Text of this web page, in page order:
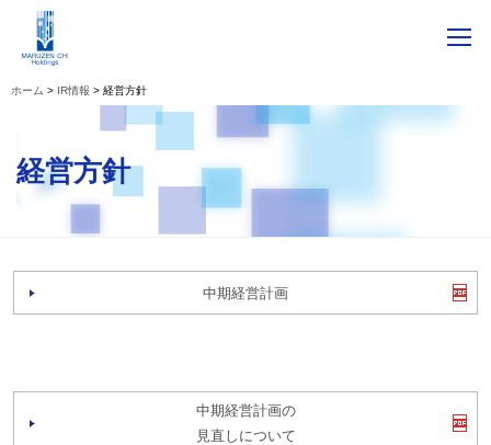
IR情報 経営方針
経営方針
中期経営計画
中期経営計画の
見直しについて